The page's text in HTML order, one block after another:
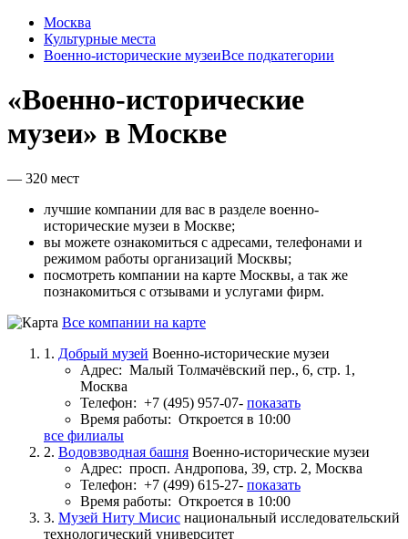
Москва
Культурные места
Военно-исторические музеиВсе подкатегории
«Военно-исторические
музеи» в Москве
— 320 мест
лучшие компании для вас в разделе военно-
исторические музеи в Москве;
вы можете ознакомиться с адресами, телефонами и
режимом работы организаций Москвы;
посмотреть компании на карте Москвы, а так же
познакомиться с отзывами и услугами фирм.
Все компании на карте
1. Добрый музей Военно-исторические музеи
Адрес: Малый Толмачёвский пер., 6, стр. 1,
Москва
Телефон: +7 (495) 957-07- показать
Время работы: Откроется в 10:00
все филиалы
2. Водовзводная башня Военно-исторические музеи
Адрес: просп. Андропова, 39, стр. 2, Москва
Телефон: +7 (499) 615-27- показать
Время работы: Откроется в 10:00
3. Музей Ниту Мисис национальный исследовательский
технологический университет